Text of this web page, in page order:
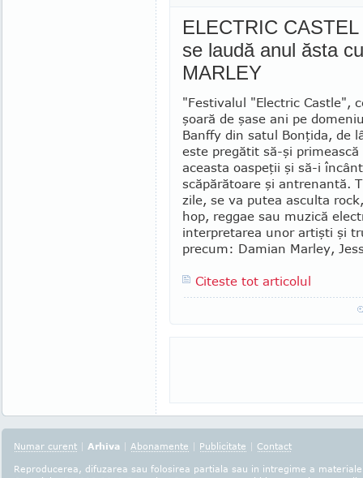
ELECTRIC
se laudă anul ăsta
MARLEY
"Festivalul "Electric Castle",
şoa­ră de şase ani pe
Banffy din satul Bonţida, de
este pregătit să-şi primească
aceasta oaspeţii şi să-i
scăpărătoare şi antrenantă.
zile, se va putea asculta
hop, reggae sau muzică
inter­pretarea unor artişti şi
precum: Da­mian Marley,
Citeste tot articolul
Numar curent | Arhiva | Abonamente | Publicitate | Contact
Reproducerea, difuzarea sau folosirea partiala sau in intregime a